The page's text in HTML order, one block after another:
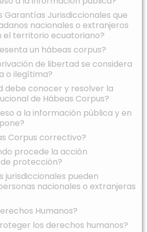
Garantías Jurisdiccionales que
nacionales o extranjeros
el territorio ecuatoriano?
un hábeas corpus?
de libertad se considera
o ilegítima?
debe conocer y resolver la
de Hábeas Corpus?
a la información pública y en
Corpus correctivo?
procede la acción
protección?
jurisdiccionales pueden
nacionales o extranjeras
Humanos?
los derechos humanos?